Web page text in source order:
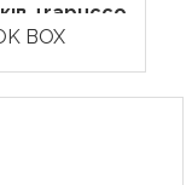
Trabucco
BOX